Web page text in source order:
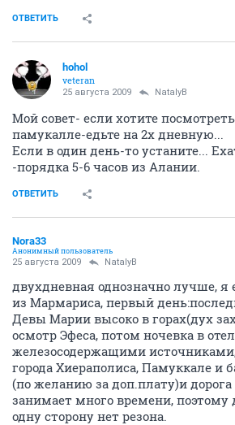
ОТВЕТИТЬ
hohol
veteran
25 августа 2009 NatalyB
Мой совет- если хотите
памукалле-едьте на 2х дневную...
Если в один день-то устаните...
-порядка 5-6 часов из Алании.
ОТВЕТИТЬ
Nora33
Анонимный пользователь
25 августа 2009 NatalyB
двухдневная однозначно лучше, я
из Мармариса, первый
Девы Марии высоко в горах(дух
осмотр Эфеса, потом ночевка в
железосодержащими
города Хиераполиса, Памуккале и
(по желанию за доп.плату)и
занимает много времени,
одну сторону нет резона.